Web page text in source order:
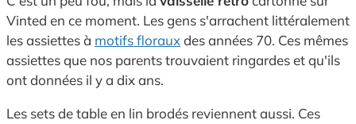
Vinted en ce moment. Les gens s'arrachent littéralement
les assiettes à motifs florauxdes années 70. Ces mêmes
assiettes que nos parents trouvaient ringardes et qu'ils
ont données il y a dix ans.
Les sets de table en lin brodés reviennent aussi. Ces